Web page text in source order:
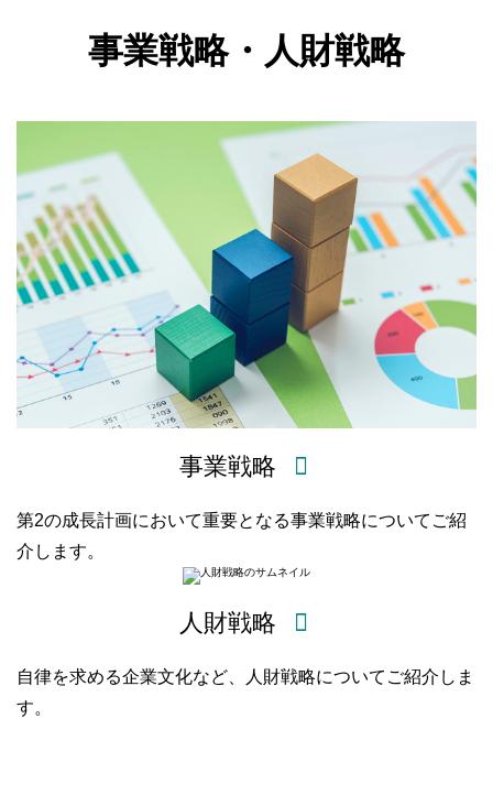
事業戦略・人財戦略
事業戦略
第2の成⻑計画において重要となる事業戦略についてご紹
介します。
人財戦略
⾃律を求める企業⽂化など、人財戦略についてご紹介しま
す。